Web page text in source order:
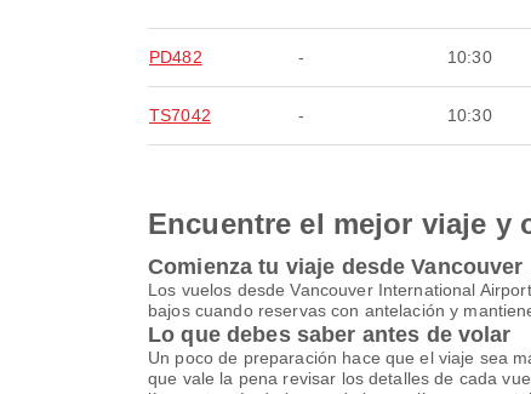
PD482 - 10:30
TS7042 - 10:30
Encuentre el mejor viaje y
Comienza tu viaje desde
Los vuelos desde Vancouver International
bajos cuando reservas con antelación y
Lo que debes saber antes de volar
Un poco de preparación hace que el viaje sea
que vale la pena revisar los detalles de cada